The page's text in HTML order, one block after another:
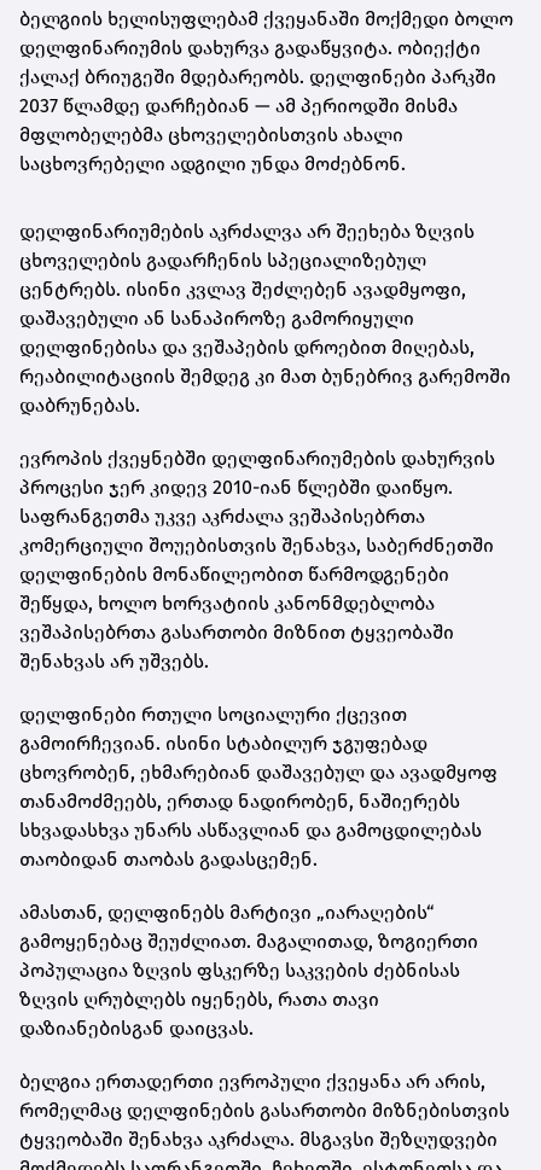
ბელგიის ხელისუფლებამ ქვეყანაში მოქმედი ბოლო
დელფინარიუმის დახურვა გადაწყვიტა. ობიექტი
ქალაქ ბრიუგეში მდებარეობს. დელფინები პარკში
2037 წლამდე დარჩებიან — ამ პერიოდში მისმა
მფლობელებმა ცხოველებისთვის ახალი
საცხოვრებელი ადგილი უნდა მოძებნონ.
დელფინარიუმების აკრძალვა არ შეეხება ზღვის
ცხოველების გადარჩენის სპეციალიზებულ
ცენტრებს. ისინი კვლავ შეძლებენ ავადმყოფი,
დაშავებული ან სანაპიროზე გამორიყული
დელფინებისა და ვეშაპების დროებით მიღებას,
რეაბილიტაციის შემდეგ კი მათ ბუნებრივ გარემოში
დაბრუნებას.
ევროპის ქვეყნებში დელფინარიუმების დახურვის
პროცესი ჯერ კიდევ 2010-იან წლებში დაიწყო.
საფრანგეთმა უკვე აკრძალა ვეშაპისებრთა
კომერციული შოუებისთვის შენახვა, საბერძნეთში
დელფინების მონაწილეობით წარმოდგენები
შეწყდა, ხოლო ხორვატიის კანონმდებლობა
ვეშაპისებრთა გასართობი მიზნით ტყვეობაში
შენახვას არ უშვებს.
დელფინები რთული სოციალური ქცევით
გამოირჩევიან. ისინი სტაბილურ ჯგუფებად
ცხოვრობენ, ეხმარებიან დაშავებულ და ავადმყოფ
თანამოძმეებს, ერთად ნადირობენ, ნაშიერებს
სხვადასხვა უნარს ასწავლიან და გამოცდილებას
თაობიდან თაობას გადასცემენ.
ამასთან, დელფინებს მარტივი „იარაღების“
გამოყენებაც შეუძლიათ. მაგალითად, ზოგიერთი
პოპულაცია ზღვის ფსკერზე საკვების ძებნისას
ზღვის ღრუბლებს იყენებს, რათა თავი
დაზიანებისგან დაიცვას.
ბელგია ერთადერთი ევროპული ქვეყანა არ არის,
რომელმაც დელფინების გასართობი მიზნებისთვის
ტყვეობაში შენახვა აკრძალა. მსგავსი შეზღუდვები